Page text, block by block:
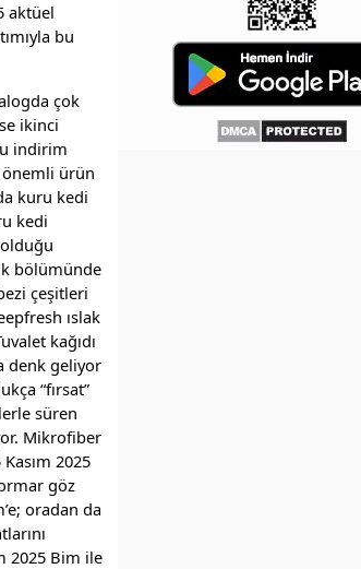
aktüel
bu
çok
ikinci
indirim
önemli ürün
kuru kedi
kedi
bölümünde
çeşitleri
ıslak
kağıdı
denk geliyor
“fırsat”
süren
Mikrofiber
2025
göz
oradan da
2025 Bim ile